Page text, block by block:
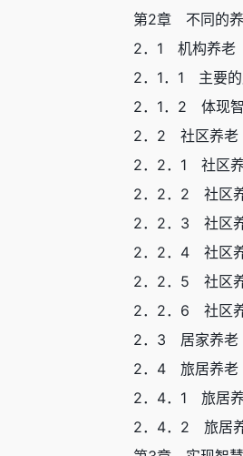
第2章 不同的
2．1 机构养
2．1．1 主要
2．1．2 体现
2．2 社区养
2．2．1 社区
2．2．2 社区
2．2．3 社区
2．2．4 社区
2．2．5 社区
2．2．6 社区
2．3 居家养
2．4 旅居养
2．4．1 旅居
2．4．2 旅居